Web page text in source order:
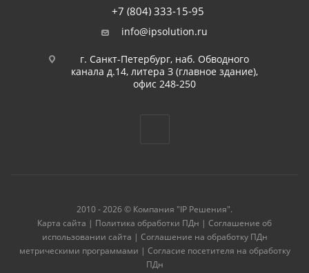
+7 (804) 333-15-95
info@ipsolution.ru
г. Санкт-Петербург, наб. Обводного
канала д.14, литера З (главное здание),
офис 248-250
2010 - 2026 © Компания "IP Решения".
Карта сайта | Политика обработки ПДн | Соглашение об
использовании сайта | Соглашение на обработку ПДн
метрическими программами | Согласие посетителя на обработку
ПДн